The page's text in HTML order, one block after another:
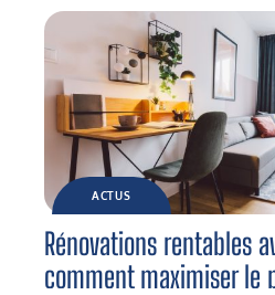
ACTUS
Rénovations rentables
comment maximiser le